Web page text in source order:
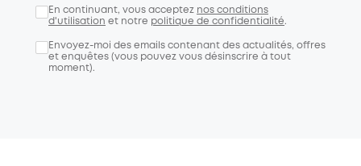
En continuant, vous acceptez nos conditions
d'utilisation et notre politique de confidentialité.
Envoyez-moi des emails contenant des actualités, offres
et enquêtes (vous pouvez vous désinscrire à tout
moment).